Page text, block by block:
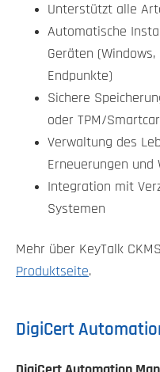
Unterstützt alle
Automatische
Geräten (Windows,
Endpunkte)
Sichere
oder TPM/
Verwaltung des
Erneuerungen und
Integration mit
Systemen
Mehr über KeyTalk
Produktseite.
DigiCert